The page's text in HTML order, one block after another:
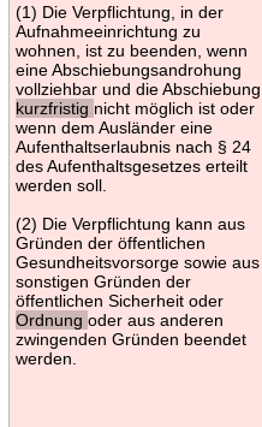
(1) Die Verpflichtung, in der
Aufnahmeeinrichtung zu
wohnen, ist zu beenden, wenn
eine Abschiebungsandrohung
vollziehbar und die Abschiebung
kurzfristig nicht möglich ist oder
wenn dem Ausländer eine
Aufenthaltserlaubnis nach § 24
des Aufenthaltsgesetzes erteilt
werden soll.
(2) Die Verpflichtung kann aus
Gründen der öffentlichen
Gesundheitsvorsorge sowie aus
sonstigen Gründen der
öffentlichen Sicherheit oder
Ordnung oder aus anderen
zwingenden Gründen beendet
werden.